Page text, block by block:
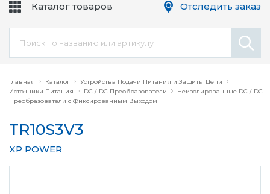
Главная Каталог
Устройства Подачи Питания и Защиты Цепи
Источники Питания
DC / DC Преобразователи
Неизолированные DC / DC
Преобразователи с Фиксированным Выходом
TR10S3V3
XP POWER
Каталог товаров
Цепи
Оборудование
Отследить заказ